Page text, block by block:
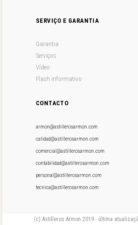
SERVIÇO E GARANTIA
Garantia
Serviços
Vídeo
Flash informativo
CONTACTO
armon@astillerosarmon.com
calidad@astillerosarmon.com
comercial@astillerosarmon.com
contabilidad@astillerosarmon.com
personal@astillerosarmon.com
tecnica@astillerosarmon.com
(c) Astilleros Armon 2019 - última